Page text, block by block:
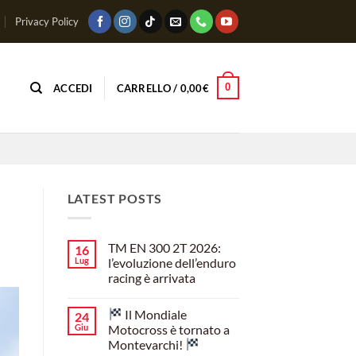
Privacy Policy
ACCEDI CARRELLO / 0,00€ 0
LATEST POSTS
16
Lug
TM EN 300 2T 2026:
l’evoluzione dell’enduro
racing è arrivata
su
TM
EN
300
24
Giu
Il Mondiale
Motocross è tornato a
Montevarchi!